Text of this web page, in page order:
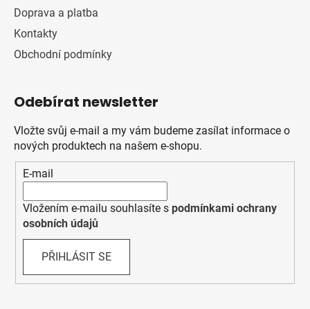
Doprava a platba
Kontakty
Obchodní podmínky
Odebírat newsletter
Vložte svůj e-mail a my vám budeme zasílat informace o
nových produktech na našem e-shopu.
E-mail
Vložením e-mailu souhlasíte s podmínkami ochrany
osobních údajů
PŘIHLÁSIT SE